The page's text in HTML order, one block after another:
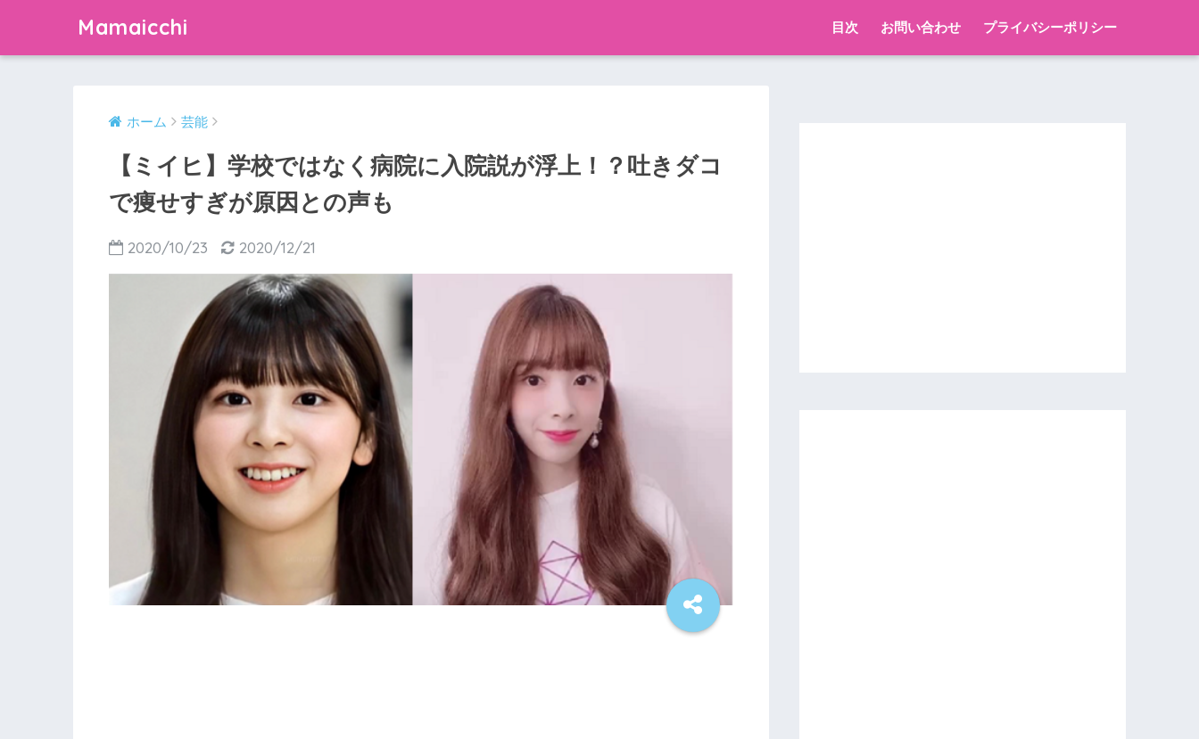
Mamaicchi 目次 お問い合わせ プライバシーポリシー
ホーム 芸能
【ミイヒ】学校ではなく病院に入院説が浮上！？吐きダコ
で痩せすぎが原因との声も
2020/10/23 2020/12/21